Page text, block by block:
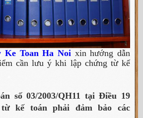
Ke Toan Ha Noi xin hướng dẫn
cần lưu ý khi lập chứng từ kế
số 03/2003/QH11 tại Điều 19
kế toán phải đảm bảo các